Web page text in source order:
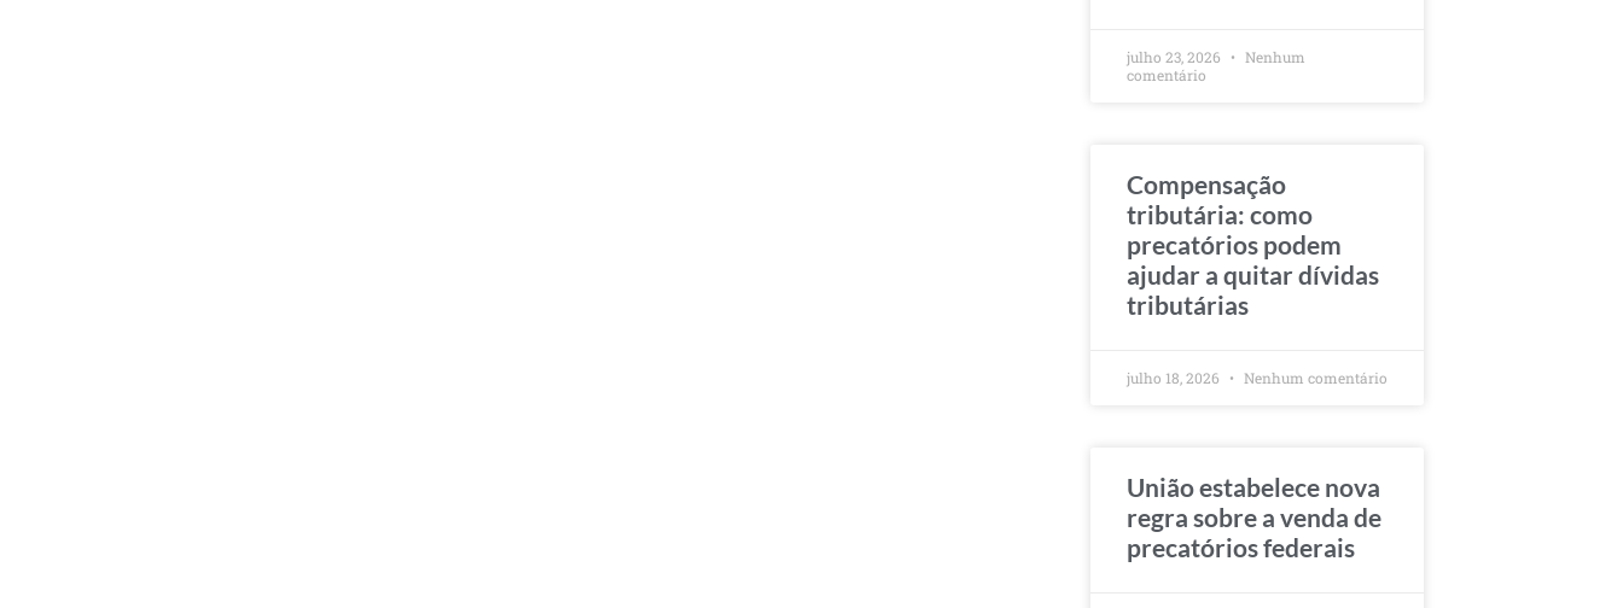
julho 23, 2026
Nenhum
comentário
Compensação
tributária: como
precatórios podem
ajudar a quitar dívidas
tributárias
julho 18, 2026 Nenhum comentário
União estabelece nova
regra sobre a venda de
precatórios federais